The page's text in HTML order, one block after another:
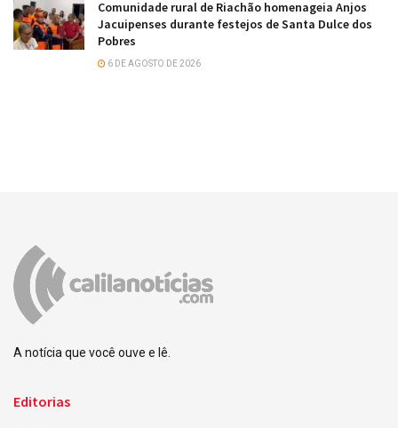
Comunidade rural de Riachão homenageia Anjos
Jacuipenses durante festejos de Santa Dulce dos
Pobres
6 DE AGOSTO DE 2026
A notícia que você ouve e lê.
Editorias